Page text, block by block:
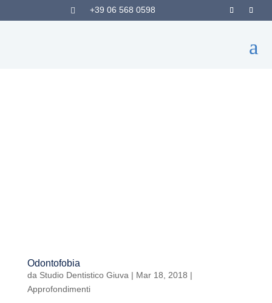
 +39 06 568 0598
a
Odontofobia
da Studio Dentistico Giuva | Mar 18, 2018 |
Approfondimenti